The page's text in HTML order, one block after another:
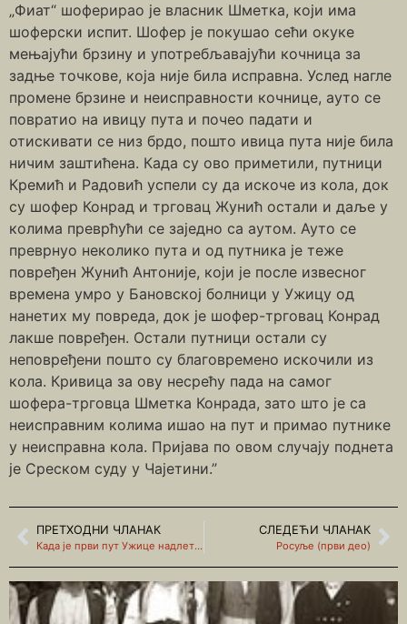
„Фиат“ шоферирао је власник Шметка, који има
шоферски испит. Шофер је покушао сећи окуке
мењајући брзину и употребљавајући кочница за
задње точкове, која није била исправна. Услед нагле
промене брзине и неисправности кочнице, ауто се
повратио на ивицу пута и почео падати и
отискивати се низ брдо, пошто ивица пута није била
ничим заштићена. Када су ово приметили, путници
Кремић и Радовић успели су да искоче из кола, док
су шофер Конрад и трговац Жунић остали и даље у
колима преврћући се заједно са аутом. Ауто се
преврнуо неколико пута и од путника је теже
повређен Жунић Антоније, који је после извесног
времена умро у Бановској болници у Ужицу од
нанетих му повреда, док је шофер-трговац Конрад
лакше повређен. Остали путници остали су
неповређени пошто су благовремено искочили из
кола. Кривица за ову несрећу пада на самог
шофера-трговца Шметка Конрада, зато што је са
неисправним колима ишао на пут и примао путнике
у неисправна кола. Пријава по овом случају поднета
је Среском суду у Чајетини.”
ПРЕТХОДНИ ЧЛАНАК
Када је први пут Ужице надлетео авион?
СЛЕДЕЋИ ЧЛАНАК
Росуље (први део)